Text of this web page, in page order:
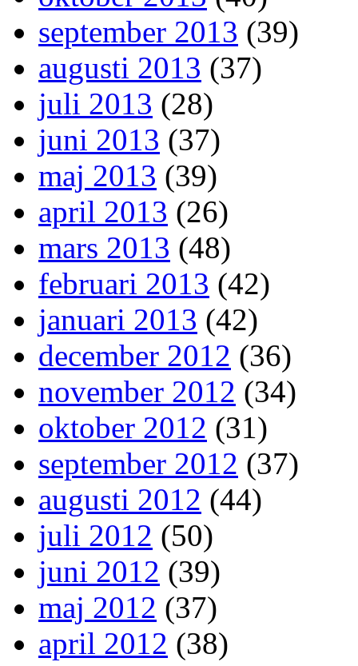
september 2013 (39)
augusti 2013 (37)
juli 2013 (28)
juni 2013 (37)
maj 2013 (39)
april 2013 (26)
mars 2013 (48)
februari 2013 (42)
januari 2013 (42)
december 2012 (36)
november 2012 (34)
oktober 2012 (31)
september 2012 (37)
augusti 2012 (44)
juli 2012 (50)
juni 2012 (39)
maj 2012 (37)
april 2012 (38)